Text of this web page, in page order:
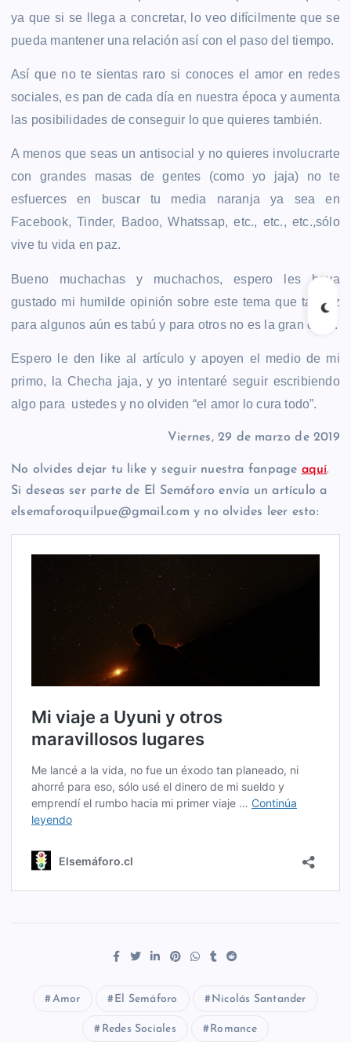
ya que si se llega a concretar, lo veo difícilmente que se
pueda mantener una relación así con el paso del tiempo.
Así que no te sientas raro si conoces el amor en redes
sociales, es pan de cada día en nuestra época y aumenta
las posibilidades de conseguir lo que quieres también.
A menos que seas un antisocial y no quieres involucrarte
con grandes masas de gentes (como yo jaja) no te
esfuerces en buscar tu media naranja ya sea en
Facebook, Tinder, Badoo, Whatssap, etc., etc., etc.,sólo
vive tu vida en paz.
Bueno muchachas y muchachos, espero les haya
gustado mi humilde opinión sobre este tema que tal vez
para algunos aún es tabú y para otros no es la gran cosa.
Espero le den like al artículo y apoyen el medio de mi
primo, la Checha jaja, y yo intentaré seguir escribiendo
algo para ustedes y no olviden “el amor lo cura todo”.
Viernes, 29 de marzo de 2019
No olvides dejar tu like y seguir nuestra fanpage aquí.
Si deseas ser parte de El Semáforo envía un artículo a
elsemaforoquilpue@gmail.com y no olvides leer esto:
Amor El Semáforo Nicolás Santander
Redes Sociales Romance